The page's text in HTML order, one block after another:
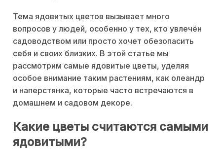
Тема ядовитых цветов вызывает много
вопросов у людей, особенно у тех, кто увлечён
садоводством или просто хочет обезопасить
себя и своих близких. В этой статье мы
рассмотрим самые ядовитые цветы, уделяя
особое внимание таким растениям, как олеандр
и наперстянка, которые часто встречаются в
домашнем и садовом декоре.
Какие цветы считаются самыми
ядовитыми?